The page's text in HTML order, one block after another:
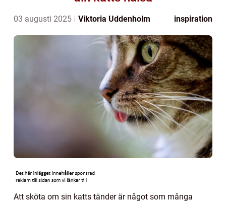
03 augusti 2025 Viktoria Uddenholm inspiration
Att sköta om sin katts tänder är något som många